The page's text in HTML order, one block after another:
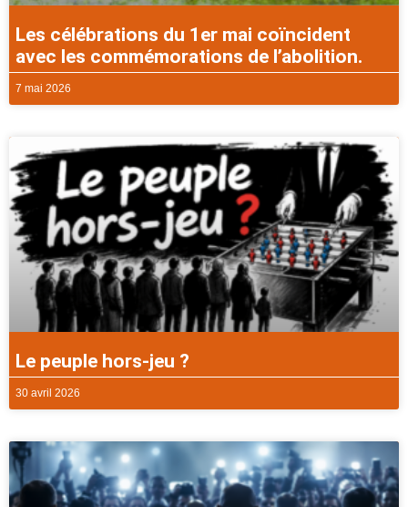
Les célébrations du 1er mai coïncident
avec les commémorations de l’abolition.
7 mai 2026
Le peuple hors-jeu ?
30 avril 2026